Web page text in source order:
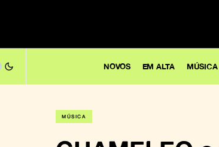
NOVOS EM ALTA MÚSICA
MÚSICA